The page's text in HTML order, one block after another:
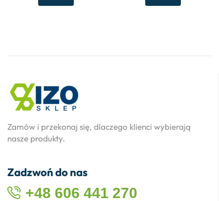
Zamów i przekonaj się, dlaczego klienci wybierają
nasze produkty.
Zadzwoń do nas
+48 606 441 270